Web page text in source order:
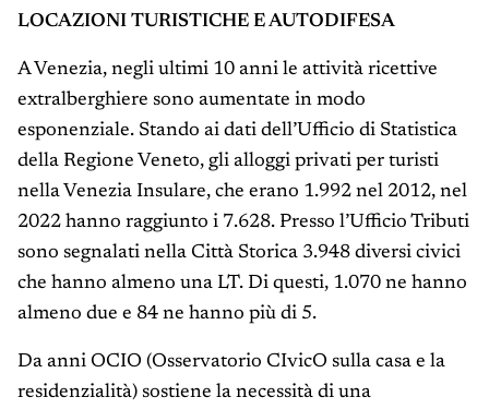
LOCAZIONI TURISTICHE E AUTODIFESA
A Venezia, negli ultimi 10 anni le attività ricettive
extralberghiere sono aumentate in modo
esponenziale. Stando ai dati dell’Ufficio di Statistica
della Regione Veneto, gli alloggi privati per turisti
nella Venezia Insulare, che erano 1.992 nel 2012, nel
2022 hanno raggiunto i 7.628. Presso l’Ufficio Tributi
sono segnalati nella Città Storica 3.948 diversi civici
che hanno almeno una LT. Di questi, 1.070 ne hanno
almeno due e 84 ne hanno più di 5.
Da anni OCIO (Osservatorio CIvicO sulla casa e la
residenzialità) sostiene la necessità di una